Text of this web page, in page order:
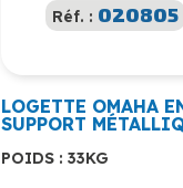
Réf. : 020805
LOGETTE OMAHA
SUPPORT
POIDS : 33KG